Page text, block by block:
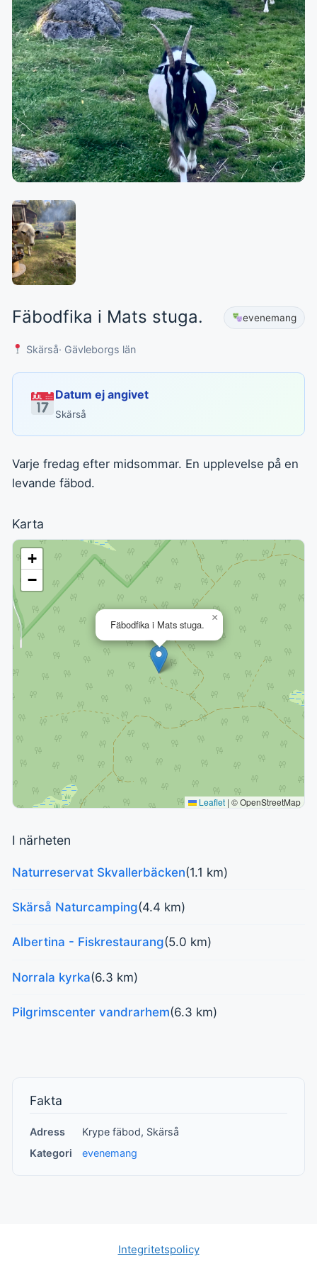
Fäbodfika i Mats stuga. evenemang
Skärså· Gävleborgs län
Datum ej angivet
Skärså
Varje fredag efter midsommar. En upplevelse på en
levande fäbod.
Karta
Fäbodfika i Mats stuga.
×
+
−
Leaflet | © OpenStreetMap
I närheten
Naturreservat Skvallerbäcken(1.1 km)
Skärså Naturcamping(4.4 km)
Albertina - Fiskrestaurang(5.0 km)
Norrala kyrka(6.3 km)
Pilgrimscenter vandrarhem(6.3 km)
Fakta
Adress
Krype fäbod, Skärså
Kategori
evenemang
Integritetspolicy